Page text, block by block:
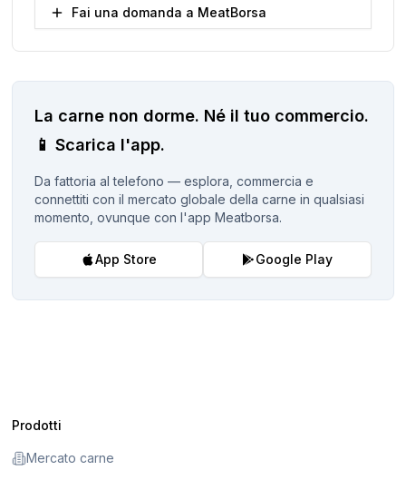
Fai una domanda a MeatBorsa
La carne non dorme. Né il tuo commercio.
📱Scarica l'app.
Da fattoria al telefono — esplora, commercia e
connettiti con il mercato globale della carne in qualsiasi
momento, ovunque con l'app Meatborsa.
App Store Google Play
Prodotti
Mercato carne